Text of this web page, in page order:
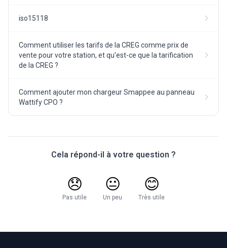
iso15118
Comment utiliser les tarifs de la CREG comme prix de
vente pour votre station, et qu'est-ce que la tarification
de la CREG ?
Comment ajouter mon chargeur Smappee au panneau
Wattify CPO ?
Cela répond-il à votre question ?
😞
Pas utile
😐
Un peu
😊
Très utile